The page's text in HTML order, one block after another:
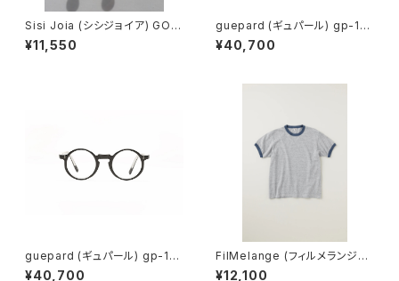
Sisi Joia (シシジョイア) GOT
A Mini earrings (Opaline w
hite)
¥11,550
guepard (ギュパール) gp-11
ecaille (clear lens) メガネ
¥40,700
guepard (ギュパール) gp-11
noir cristal (clear lens) メガ
¥40,700
FilMelange (フィルメランジェ)
EMMA / エマ VINTAGE TENJ
¥12,100